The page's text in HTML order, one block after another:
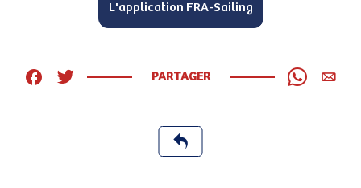
L'application FRA-Sailing
PARTAGER